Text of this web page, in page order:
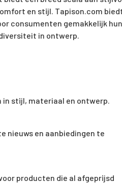
en stijl. Tapison.com
consumenten gemakkelijk hun
in ontwerp.
stijl, materiaal en ontwerp.
nieuws en aanbiedingen te
producten die al afgeprijsd